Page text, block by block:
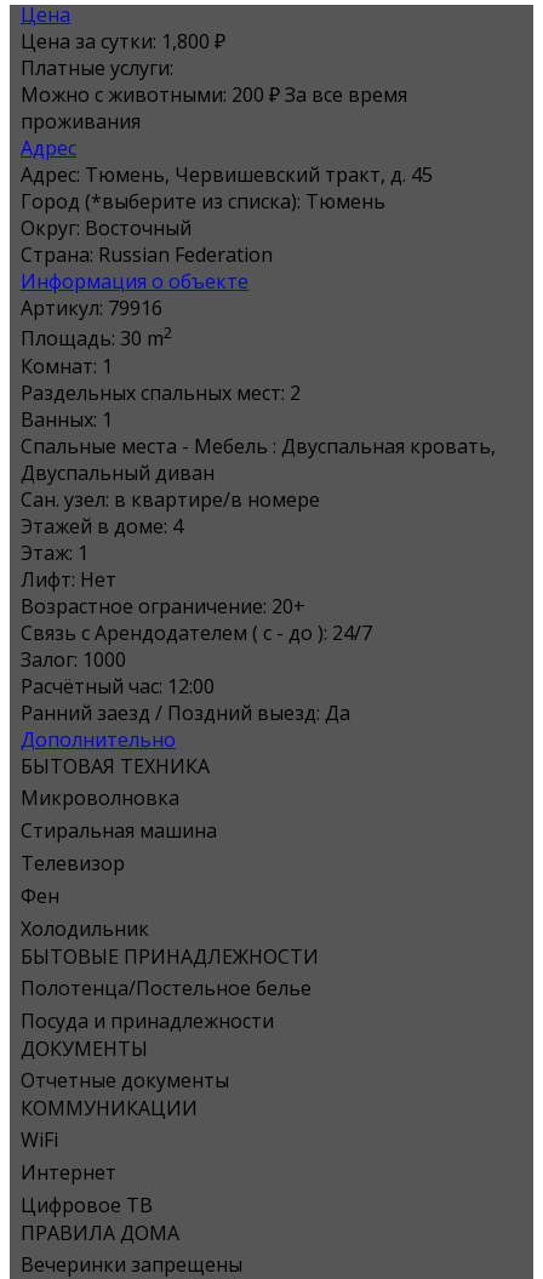
Цена
Цена за сутки: 1,800 ₽
Платные услуги:
Можно с животными: 200 ₽ За все время
проживания
Адрес
Адрес: Тюмень, Червишевский тракт, д. 45
Город (*выберите из списка): Тюмень
Округ: Восточный
Страна: Russian Federation
Информация о объекте
Артикул: 79916
Площадь: 30 m2
Комнат: 1
Раздельных спальных мест: 2
Ванных: 1
Спальные места - Мебель : Двуспальная кровать,
Двуспальный диван
Сан. узел: в квартире/в номере
Этажей в доме: 4
Этаж: 1
Лифт: Нет
Возрастное ограничение: 20+
Связь с Арендодателем ( с - до ): 24/7
Залог: 1000
Расчётный час: 12:00
Ранний заезд / Поздний выезд: Да
Дополнительно
БЫТОВАЯ ТЕХНИКА
Микроволновка
Стиральная машина
Телевизор
Фен
Холодильник
БЫТОВЫЕ ПРИНАДЛЕЖНОСТИ
Полотенца/Постельное белье
Посуда и принадлежности
ДОКУМЕНТЫ
Отчетные документы
КОММУНИКАЦИИ
WiFi
Интернет
Цифровое ТВ
ПРАВИЛА ДОМА
Вечеринки запрещены